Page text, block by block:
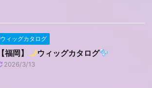
ウィッグカタログ
【福岡】 ウィッグカタログ
2026/3/13